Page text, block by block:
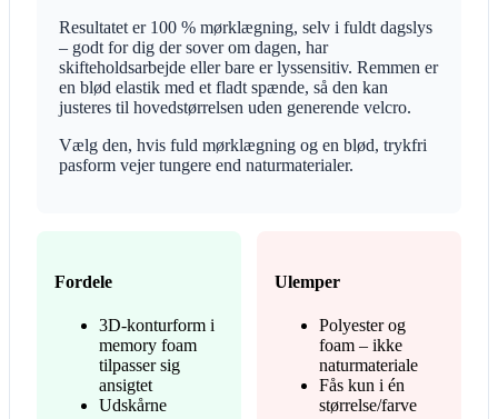
Resultatet er 100 % mørklægning, selv i fuldt dagslys
– godt for dig der sover om dagen, har
skifteholdsarbejde eller bare er lyssensitiv. Remmen er
en blød elastik med et fladt spænde, så den kan
justeres til hovedstørrelsen uden generende velcro.
Vælg den, hvis fuld mørklægning og en blød, trykfri
pasform vejer tungere end naturmaterialer.
Fordele
3D-konturform i
memory foam
tilpasser sig
ansigtet
Udskårne
Ulemper
Polyester og
foam – ikke
naturmateriale
Fås kun i én
størrelse/farve